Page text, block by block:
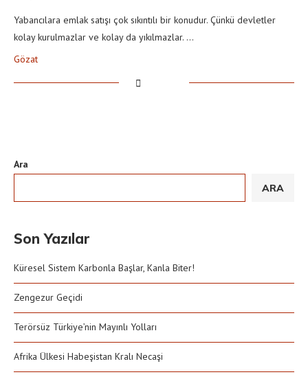
Yabancılara emlak satışı çok sıkıntılı bir konudur. Çünkü devletler
kolay kurulmazlar ve kolay da yıkılmazlar. …
Gözat
Ara
ARA
Son Yazılar
Küresel Sistem Karbonla Başlar, Kanla Biter!
Zengezur Geçidi
Terörsüz Türkiye’nin Mayınlı Yolları
Afrika Ülkesi Habeşistan Kralı Necaşi